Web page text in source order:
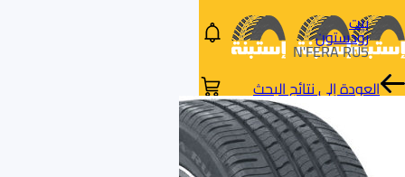
بيت
رودستون
N'FERA RU5
العودة إلى نتائج البحث